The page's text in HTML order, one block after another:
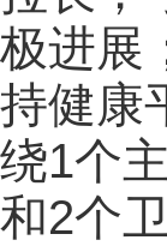
极进展
持健康
绕1个
和2个